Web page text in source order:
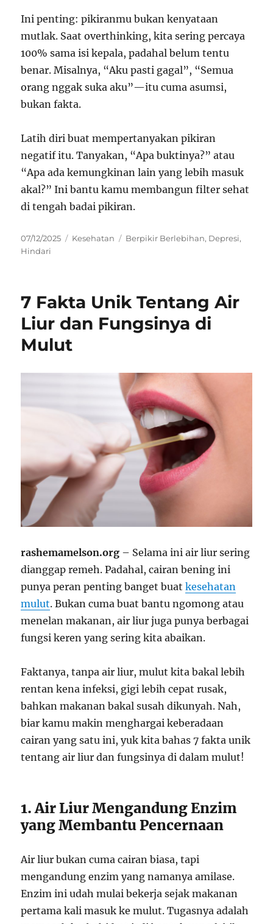
Ini penting: pikiranmu bukan kenyataan
mutlak. Saat overthinking, kita sering percaya
100% sama isi kepala, padahal belum tentu
benar. Misalnya, “Aku pasti gagal”, “Semua
orang nggak suka aku”—itu cuma asumsi,
bukan fakta.
Latih diri buat mempertanyakan pikiran
negatif itu. Tanyakan, “Apa buktinya?” atau
“Apa ada kemungkinan lain yang lebih masuk
akal?” Ini bantu kamu membangun filter sehat
di tengah badai pikiran.
Posted
on
07/12/2025 Categories
Kesehatan Tags
Berpikir Berlebihan, Depresi,
Hindari
7 Fakta Unik Tentang Air
Liur dan Fungsinya di
Mulut
rashemamelson.org – Selama ini air liur sering
dianggap remeh. Padahal, cairan bening ini
punya peran penting banget buatkesehatan
mulut. Bukan cuma buat bantu ngomong atau
menelan makanan, air liur juga punya berbagai
fungsi keren yang sering kita abaikan.
Faktanya, tanpa air liur, mulut kita bakal lebih
rentan kena infeksi, gigi lebih cepat rusak,
bahkan makanan bakal susah dikunyah. Nah,
biar kamu makin menghargai keberadaan
cairan yang satu ini, yuk kita bahas 7 fakta unik
tentang air liur dan fungsinya di dalam mulut!
1. Air Liur Mengandung Enzim
yang Membantu Pencernaan
Air liur bukan cuma cairan biasa, tapi
mengandung enzim yang namanya amilase.
Enzim ini udah mulai bekerja sejak makanan
pertama kali masuk ke mulut. Tugasnya adalah